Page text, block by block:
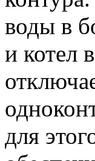
воды в
и котел
для